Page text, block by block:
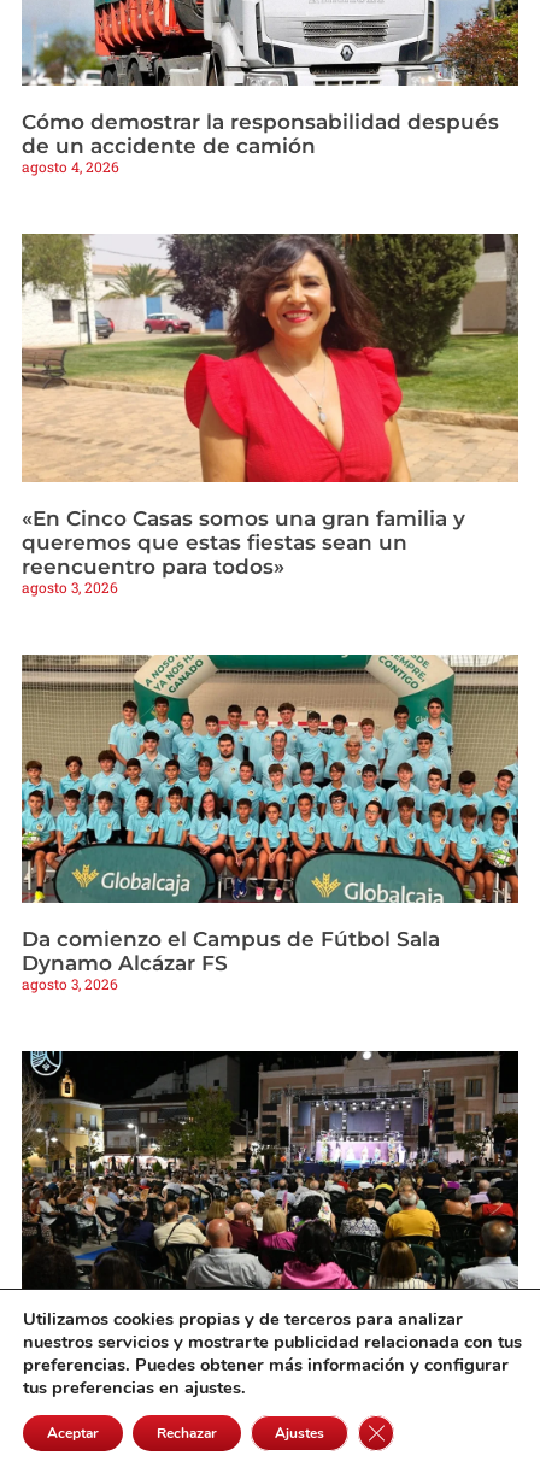
Cómo demostrar la responsabilidad después
de un accidente de camión
agosto 4, 2026
«En Cinco Casas somos una gran familia y
queremos que estas fiestas sean un
reencuentro para todos»
agosto 3, 2026
Da comienzo el Campus de Fútbol Sala
Dynamo Alcázar FS
agosto 3, 2026
Socuéllamos da la bienvenida a su Feria y
Fiestas 2026 con una noche de pregón,
tradición y música
Utilizamos cookies propias y de terceros para analizar
nuestros servicios y mostrarte publicidad relacionada con tus
preferencias. Puedes obtener más información y configurar
tus preferencias en ajustes.
Aceptar Rechazar Ajustes Cerrar el banner de